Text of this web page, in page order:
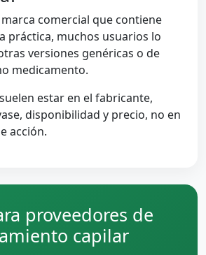
marca comercial que contiene
práctica, muchos usuarios lo
versiones genéricas o de
medicamento.
estar en el fabricante,
disponibilidad y precio, no en
acción.
proveedores de
capilar